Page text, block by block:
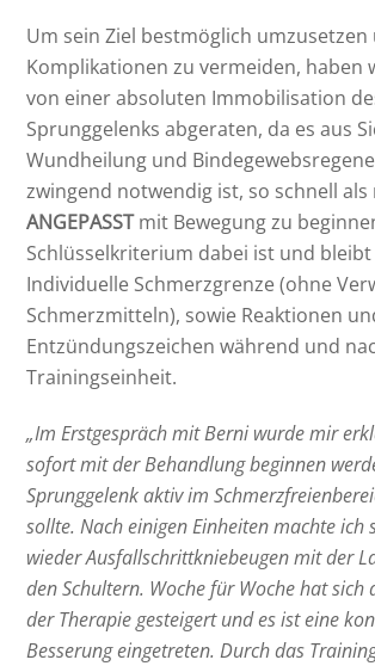
Um sein Ziel bestmöglich umzusetzen
Komplikationen zu vermeiden, haben
von einer absoluten Immobilisation
Sprunggelenks abgeraten, da es aus
Wundheilung und
zwingend notwendig ist, so schnell
ANGEPASSTmit Bewegung zu
Schlüsselkriterium dabei ist und
Individuelle Schmerzgrenze (ohne
Schmerzmitteln), sowie Reaktionen
Entzündungszeichen während und
Trainingseinheit.
„Im Erstgespräch mit Berni wurde mir
sofort mit der Behandlung beginnen
Sprunggelenk aktiv im
sollte. Nach einigen Einheiten machte ich
wieder Ausfallschrittkniebeugen mit der
den Schultern. Woche für Woche hat sich
der Therapie gesteigert und es ist eine
Besserung eingetreten. Durch das